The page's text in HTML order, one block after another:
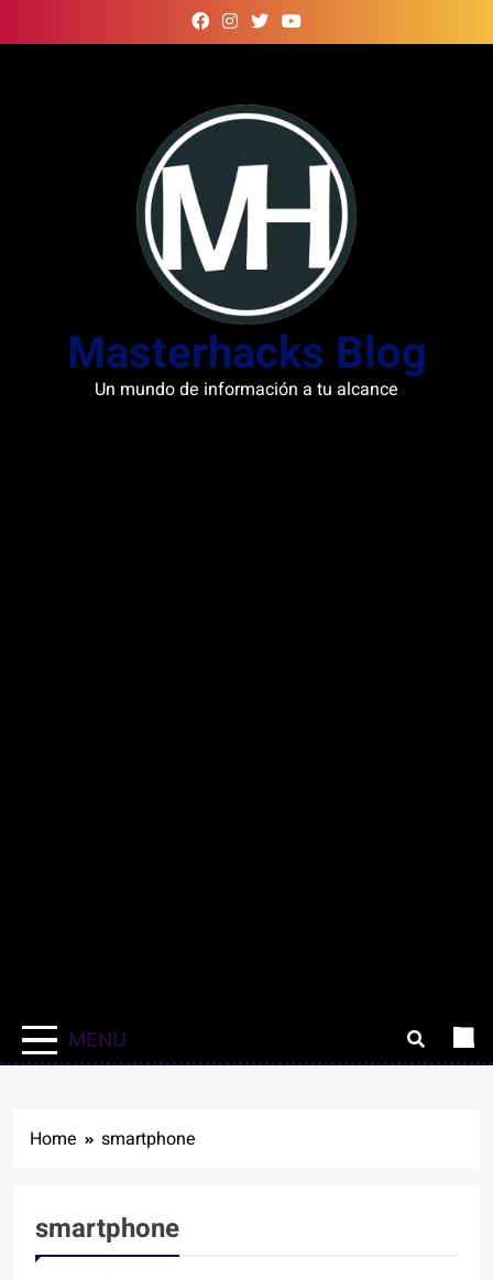
to
Masterhacks Blog
Un mundo de información a tu alcance
MENU
Home smartphone
smartphone